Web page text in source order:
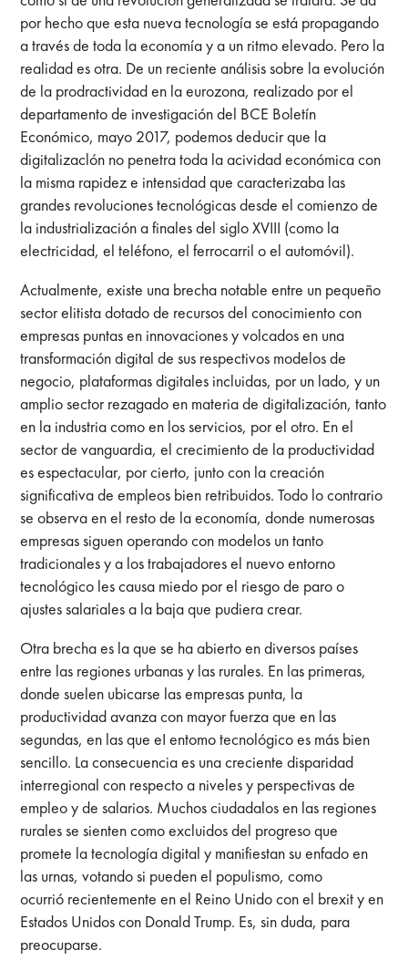
por hecho que esta nueva tecnología se está propagando
a través de toda la economía y a un ritmo elevado. Pero la
realidad es otra. De un reciente análisis sobre la evolución
de la prodractividad en la eurozona, realizado por el
departamento de investigación del BCE Boletín
Económico, mayo 2017, podemos deducir que la
digitalizaclón no penetra toda la acividad económica con
la misma rapidez e intensidad que caracterizaba las
grandes revoluciones tecnológicas desde el comienzo de
la industrialización a finales del siglo XVIII (como la
electricidad, el teléfono, el ferrocarril o el automóvil).
Actualmente, existe una brecha notable entre un pequeño
sector elitista dotado de recursos del conocimiento con
empresas puntas en innovaciones y volcados en una
transformación digital de sus respectivos modelos de
negocio, plataformas digitales incluidas, por un lado, y un
amplio sector rezagado en materia de digitalización, tanto
en la industria como en los servicios, por el otro. En el
sector de vanguardia, el crecimiento de la productividad
es espectacular, por cierto, junto con la creación
significativa de empleos bien retribuidos. Todo lo contrario
se observa en el resto de la economía, donde numerosas
empresas siguen operando con modelos un tanto
tradicionales y a los trabajadores el nuevo entorno
tecnológico les causa miedo por el riesgo de paro o
ajustes salariales a la baja que pudiera crear.
Otra brecha es la que se ha abierto en diversos países
entre las regiones urbanas y las rurales. En las primeras,
donde suelen ubicarse las empresas punta, la
productividad avanza con mayor fuerza que en las
segundas, en las que eI entomo tecnológico es más bien
sencillo. La consecuencia es una creciente disparidad
interregional con respecto a niveles y perspectivas de
empleo y de salarios. Muchos ciudadalos en las regiones
rurales se sienten como excluidos del progreso que
promete la tecnología digital y manifiestan su enfado en
las urnas, votando si pueden el populismo, como
ocurrió recientemente en el Reino Unido con el brexit y en
Estados Unidos con Donald Trump. Es, sin duda, para
preocuparse.